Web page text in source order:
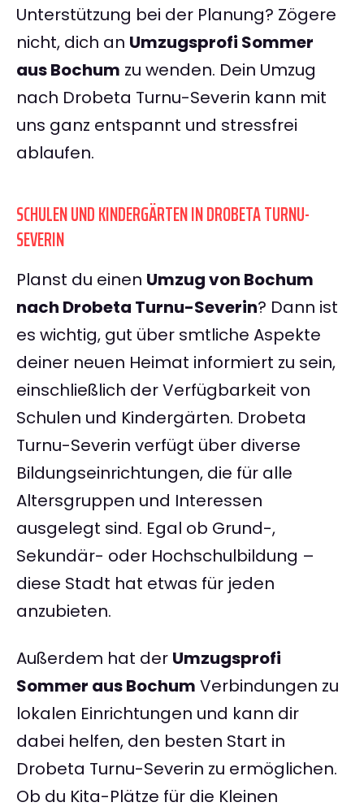
Unterstützung bei der Planung? Zögere
nicht, dich an Umzugsprofi Sommer
aus Bochum zu wenden. Dein Umzug
nach Drobeta Turnu-Severin kann mit
uns ganz entspannt und stressfrei
ablaufen.
SCHULEN UND KINDERGÄRTEN IN DROBETA TURNU-
SEVERIN
Planst du einen Umzug von Bochum
nach Drobeta Turnu-Severin? Dann ist
es wichtig, gut über smtliche Aspekte
deiner neuen Heimat informiert zu sein,
einschließlich der Verfügbarkeit von
Schulen und Kindergärten. Drobeta
Turnu-Severin verfügt über diverse
Bildungseinrichtungen, die für alle
Altersgruppen und Interessen
ausgelegt sind. Egal ob Grund-,
Sekundär- oder Hochschulbildung –
diese Stadt hat etwas für jeden
anzubieten.
Außerdem hat der Umzugsprofi
Sommer aus Bochum Verbindungen zu
lokalen Einrichtungen und kann dir
dabei helfen, den besten Start in
Drobeta Turnu-Severin zu ermöglichen.
Ob du Kita-Plätze für die Kleinen